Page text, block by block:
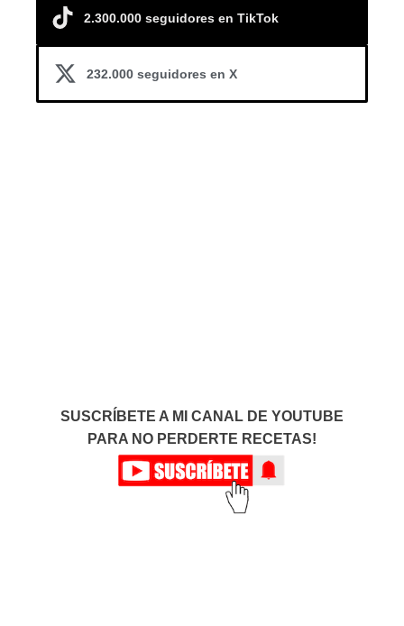
2.300.000 seguidores en TikTok
232.000 seguidores en X
SUSCRÍBETE A MI CANAL DE YOUTUBE
PARA NO PERDERTE RECETAS!